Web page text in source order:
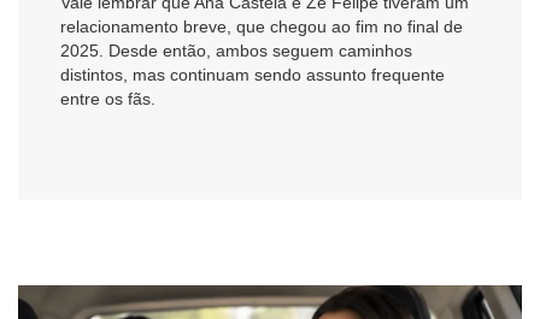
relacionamento breve, que chegou ao fim no final de
2025. Desde então, ambos seguem caminhos
distintos, mas continuam sendo assunto frequente
entre os fãs.